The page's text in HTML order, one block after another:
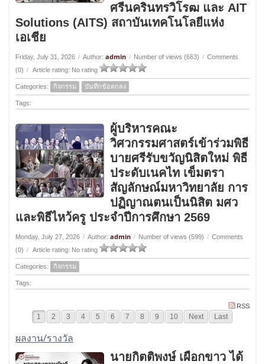
ศรีนครินทรวิโรฒ และ AIT
Solutions (AITS) สถาบันเทคโนโลยีแห่ง
เอเชีย
Friday, July 31, 2026 / Author: admin / Number of views (663) / Comments
(0) / Article rating: No rating
Categories: กิจกรรม บันทึกข้อตกลง
Tags:
ผู้บริหารคณะ
วิศวกรรมศาสตร์เข้าร่วมพิธี
บายศรีรับขวัญนิสิตใหม่ พิธี
ประดับเนคไท เข็มตรา
สัญลักษณ์มหาวิทยาลัย การ
ปฏิญาณตนเป็นนิสิต มศว
และพิธีไหว้ครู ประจำปีการศึกษา 2569
Monday, July 27, 2026 / Author: admin / Number of views (599) / Comments
(0) / Article rating: No rating
Categories: กิจกรรม
Tags:
RSS
1 2 3 4 5 6 7 8 9 10 Next Last
ผลงาน/รางวัล
นายกิตติพงษ์ เผือกขาว ได้